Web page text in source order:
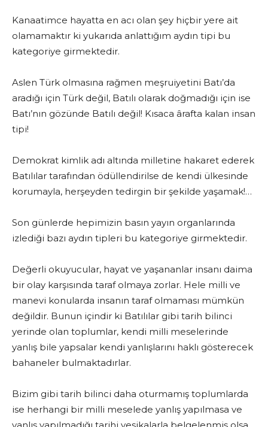
Kanaatimce hayatta en acı olan şey hiçbir yere ait
olamamaktır ki yukarıda anlattığım aydın tipi bu
kategoriye girmektedir.
Aslen Türk olmasına rağmen meşruiyetini Batı’da
aradığı için Türk değil, Batılı olarak doğmadığı için ise
Batı’nın gözünde Batılı değil! Kısaca ârafta kalan insan
tipi!
Demokrat kimlik adı altında milletine hakaret ederek
Batılılar tarafından ödüllendirilse de kendi ülkesinde
korumayla, herşeyden tedirgin bir şekilde yaşamak!…
Son günlerde hepimizin basın yayın organlarında
izlediği bazı aydın tipleri bu kategoriye girmektedir.
Değerli okuyucular, hayat ve yaşananlar insanı daima
bir olay karşısında taraf olmaya zorlar. Hele milli ve
manevi konularda insanın taraf olmaması mümkün
değildir. Bunun içindir ki Batılılar gibi tarih bilinci
yerinde olan toplumlar, kendi milli meselerinde
yanlış bile yapsalar kendi yanlışlarını haklı gösterecek
bahaneler bulmaktadırlar.
Bizim gibi tarih bilinci daha oturmamış toplumlarda
ise herhangi bir milli meselede yanlış yapılmasa ve